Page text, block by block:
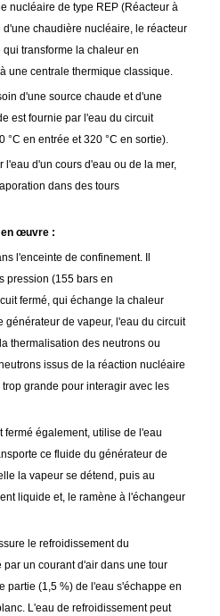
nucléaire de type REP (Réacteur à
d'une chaudière nucléaire, le réacteur
transforme la chaleur en
une centrale thermique classique.
d'une source chaude et d'une
est fournie par l'eau du circuit
°C en entrée et 320 °C en sortie).
l'eau d'un cours d'eau ou de la mer,
dans des tours
œuvre :
l'enceinte de confinement. Il
pression (155 bars en
fermé, qui échange la chaleur
générateur de vapeur, l'eau du circuit
thermalisation des neutrons ou
issus de la réaction nucléaire
grande pour interagir avec les
fermé également, utilise de l'eau
ce fluide du générateur de
la vapeur se détend, puis au
liquide et, le ramène à l'échangeur
le refroidissement du
un courant d'air dans une tour
partie (1,5 %) de l'eau s'échappe en
L'eau de refroidissement peut